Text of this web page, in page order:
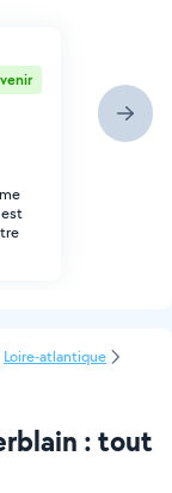
Loire-atlantique
: tout